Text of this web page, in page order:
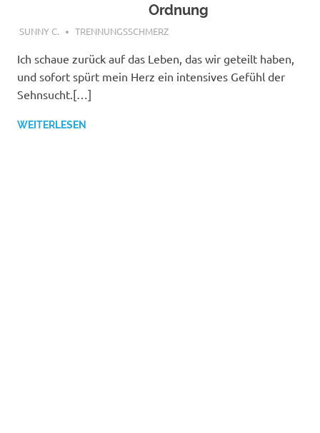
Ordnung
NOVEMBER 29, 2017
SUNNY C. TRENNUNGSSCHMERZ
Ich schaue zurück auf das Leben, das wir geteilt haben,
und sofort spürt mein Herz ein intensives Gefühl der
Sehnsucht.[…]
WEITERLESEN